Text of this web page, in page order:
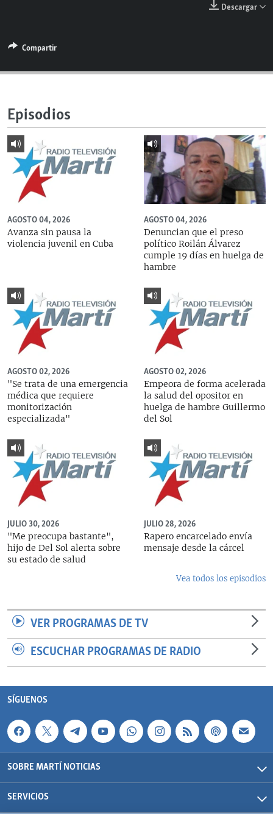
ESPECIALES
LA REALIDAD DE LA VIVIENDA EN CUBA
KENTU-CUBANO
LOS SANTOS DE HIALEAH
DESINFORMACIÓN RUSA EN AMÉRICA LATINA
LA INVASIÓN DE RUSIA A UCRANIA
MULTIMEDIA
EDITORIALES
SÍGUENOS
Descargar
Compartir
Episodios
AGOSTO 04, 2026
Avanza sin pausa la
violencia juvenil en Cuba
AGOSTO 04, 2026
Denuncian que el preso
político Roilán Álvarez
cumple 19 días en huelga de
hambre
AGOSTO 02, 2026
"Se trata de una emergencia
médica que requiere
monitorización
especializada"
AGOSTO 02, 2026
Empeora de forma acelerada
la salud del opositor en
huelga de hambre Guillermo
del Sol
JULIO 30, 2026
"Me preocupa bastante",
hijo de Del Sol alerta sobre
su estado de salud
JULIO 28, 2026
Rapero encarcelado envía
mensaje desde la cárcel
Vea todos los episodios
VER PROGRAMAS DE TV
ESCUCHAR PROGRAMAS DE RADIO
SÍGUENOS
SOBRE MARTÍ NOTICIAS
SERVICIOS